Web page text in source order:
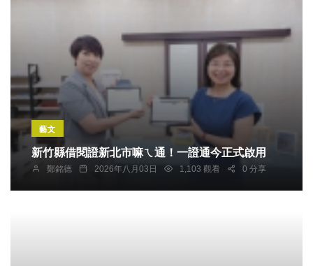
藝文
新竹縣借閱證新北市嘛ㄟ通！一證通今正式啟用
鄭銘德 2026年八月03日 1,103 觀看 0 分享